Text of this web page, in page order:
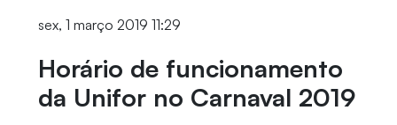
sex, 1 março 2019 11:29
Horário de funcionamento
da Unifor no Carnaval 2019